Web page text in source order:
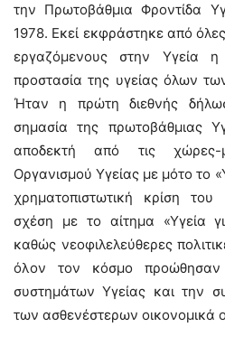
την Πρωτοβάθμια Φροντίδα
1978. Εκεί εκφράστηκε από
εργαζόμενους στην Υγεία
προστασία της υγείας όλων
Ήταν η πρώτη διεθνής
σημασία της πρωτοβάθμιας
αποδεκτή από τις χώρες-
Οργανισμού Υγείας με μότο το
χρηματοπιστωτική κρίση
σχέση με το αίτημα «Υγεία
καθώς νεοφιλελεύθερες
όλον τον κόσμο προώθησαν
συστημάτων Υγείας και την
των ασθενέστερων οικονομικά